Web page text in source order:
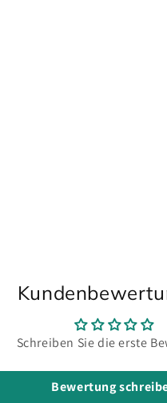
Schreiben Sie die erste
Bewertung